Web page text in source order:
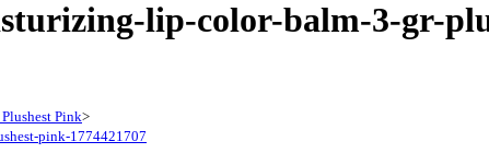
lip-color-balm-3-gr-
Pink>
pink-1774421707